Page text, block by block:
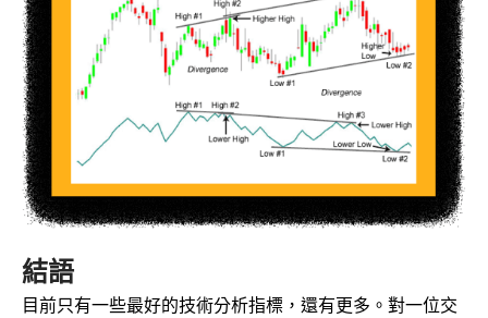
結語
目前只有一些最好的技術分析指標，還有更多。對一位交